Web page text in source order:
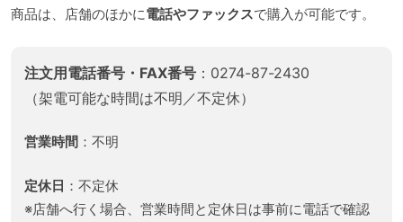
商品は、店舗のほかに電話やファックスで購入が可能です。
注文用電話番号・FAX番号：0274-87-2430
（架電可能な時間は不明／不定休）
営業時間 ：不明
定休日 ：不定休
※店舗へ行く場合、営業時間と定休日は事前に電話で確認